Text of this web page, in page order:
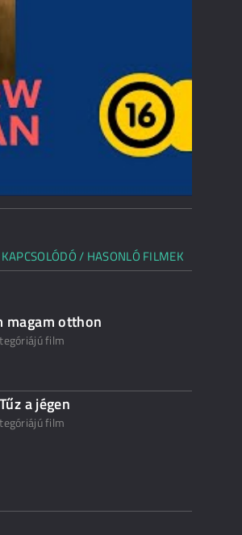
KAPCSOLÓDÓ / HASONLÓ FILMEK
magam otthon
film
a jégen
film